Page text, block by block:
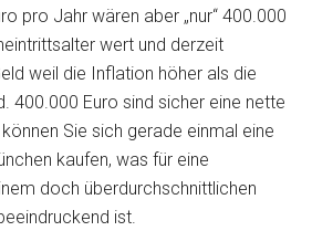
pro Jahr wären aber „nur“ 400.000
wert und derzeit
weil die Inflation höher als die
400.000 Euro sind sicher eine nette
Sie sich gerade einmal eine
kaufen, was für eine
doch überdurchschnittlichen
ist.